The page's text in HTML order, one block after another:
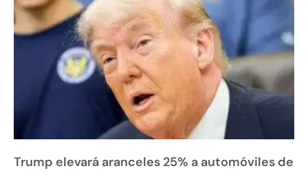
Trump elevará aranceles 25% a automóviles de